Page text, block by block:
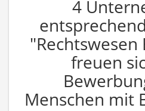
4
freuen
Menschen mit